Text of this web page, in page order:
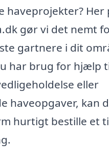
haveprojekter? Her
gør vi det nemt
gartnere i dit
har brug for hjælp
eller
haveopgaver, kan
hurtigt bestille et